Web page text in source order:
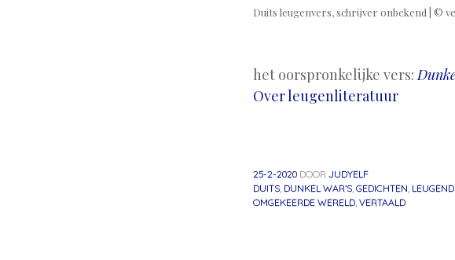
Duits leugenvers, schrijver onbekend | ©
het oorspronkelijke vers:
Over leugenliteratuur
25-2-2020 DOOR JUDYELF
DUITS, DUNKEL WAR’S, GEDICHTEN,
OMGEKEERDE WERELD, VERTAALD